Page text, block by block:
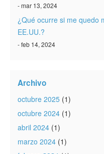
- mar 13, 2024
¿Qué ocurre si me quedo
EE.UU.?
- feb 14, 2024
Archivo
octubre 2025 (1)
octubre 2024 (1)
abril 2024 (1)
marzo 2024 (1)